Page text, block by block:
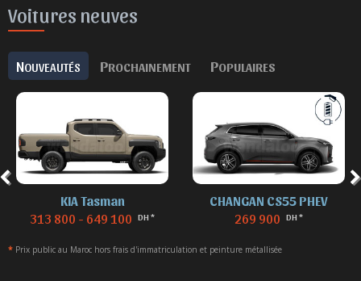
Voitures neuves
NOUVEAUTÉS PROCHAINEMENT POPULAIRES
CHANGAN CS55 PHEV
269 900 DH *
DENZA B8
869 900 DH *
* Prix public au Maroc hors frais d'immatriculation et peinture métallisée